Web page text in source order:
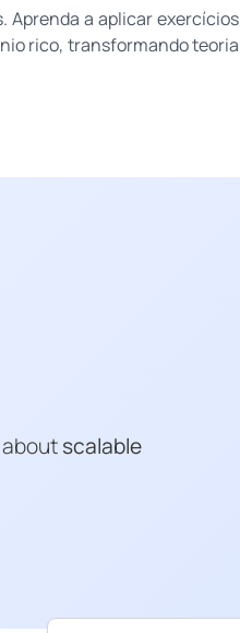
Aprenda a aplicar exercícios
rico, transformando teoria
scalable